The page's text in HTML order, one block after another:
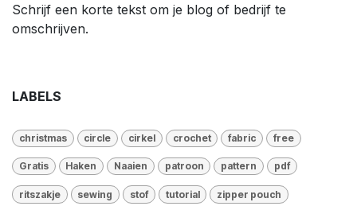
Schrijf een korte tekst om je blog of bedrijf te
omschrijven.
LABELS
christmas circle cirkel crochet fabric free
Gratis Haken Naaien patroon pattern pdf
ritszakje sewing stof tutorial zipper pouch